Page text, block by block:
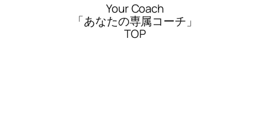
Your Coach
「あなたの専属コーチ」
TOP